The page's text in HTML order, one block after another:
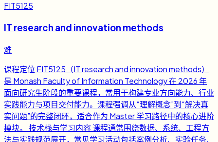
FIT5125
IT research and innovation methods
难
课程定位 FIT5125（IT research and innovation methods）
是 Monash Faculty of Information Technology 在 2026 年
面向研究生阶段的重要课程，常用于构建专业方向能力、行业
实践能力与项目交付能力。课程强调从“理解概念”到“解决真
实问题”的完整闭环，适合作为 Master 学习路径中的核心进阶
模块。 技术栈与学习内容 课程通常围绕数据、系统、工程方
法与实践规范展开，常见学习活动包括案例分析、实验任务、